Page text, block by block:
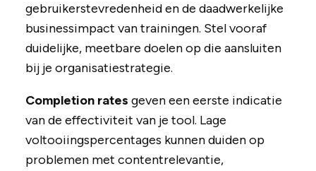
gebruikerstevredenheid en de daadwerkelijke
businessimpact van trainingen. Stel vooraf
duidelijke, meetbare doelen op die aansluiten
bij je organisatiestrategie.
Completion rates geven een eerste indicatie
van de effectiviteit van je tool. Lage
voltooiingspercentages kunnen duiden op
problemen met contentrelevantie,